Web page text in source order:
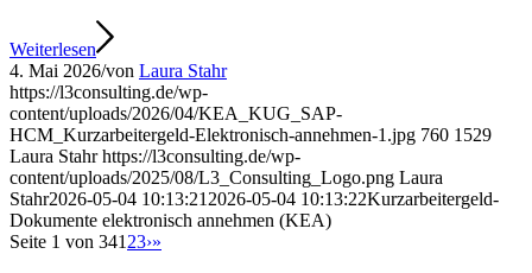
Weiterlesen
4. Mai 2026/von Laura Stahr
https://l3consulting.de/wp-
content/uploads/2026/04/KEA_KUG_SAP-
HCM_Kurzarbeitergeld-Elektronisch-annehmen-1.jpg 760 1529
Laura Stahr https://l3consulting.de/wp-
content/uploads/2025/08/L3_Consulting_Logo.png Laura
Stahr2026-05-04 10:13:21 2026-05-04 10:13:22Kurzarbeitergeld-
Dokumente elektronisch annehmen (KEA)
Seite 1 von 341 23›»